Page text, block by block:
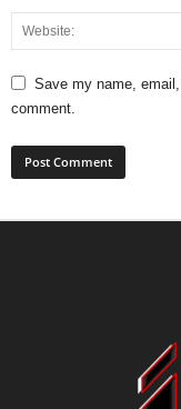
Save my name,
comment.